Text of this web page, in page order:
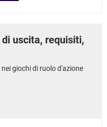
uscita, requisiti,
giochi di ruolo d'azione